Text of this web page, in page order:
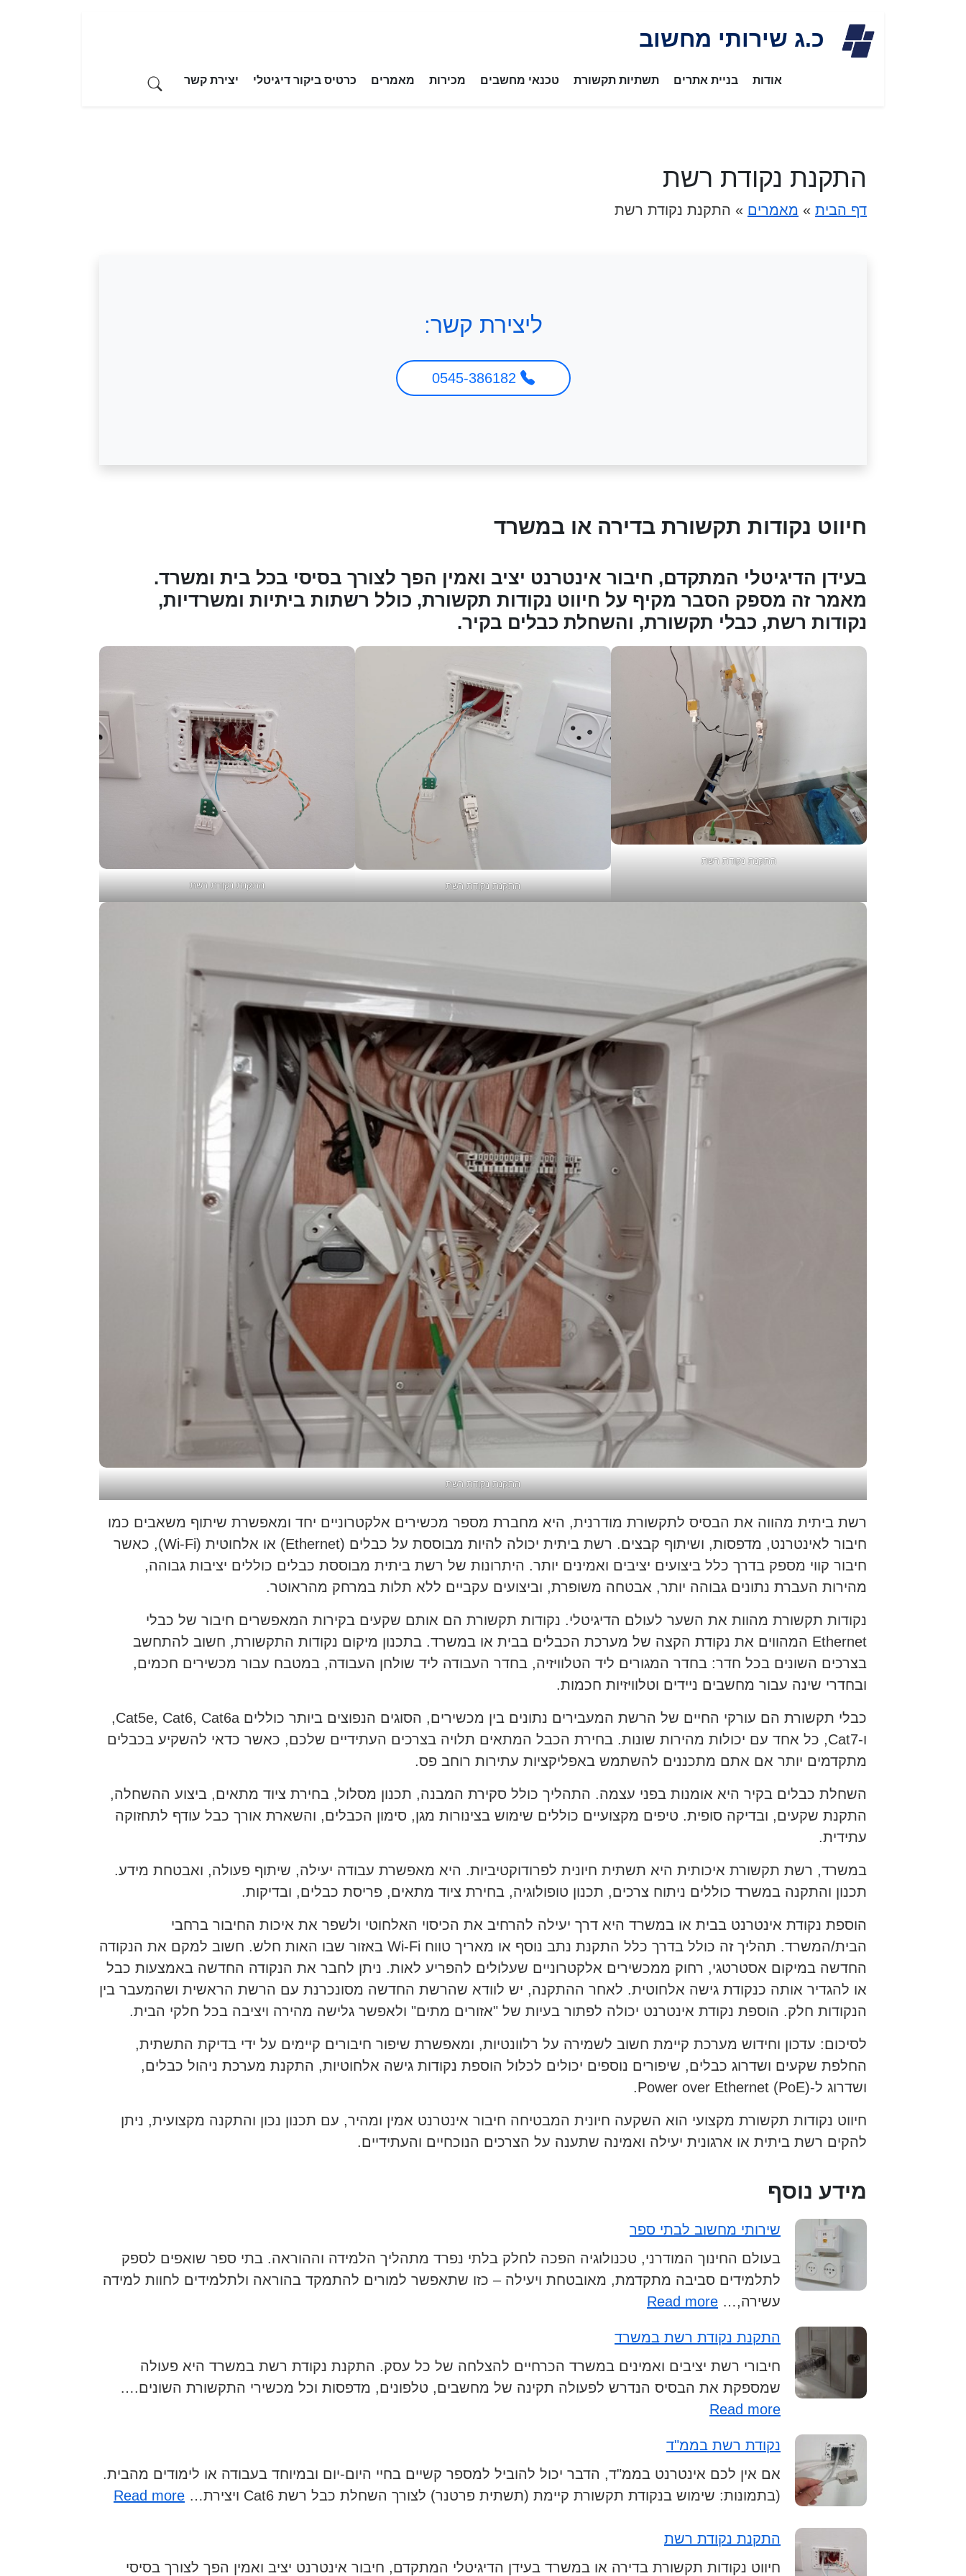
content
כ.ג שירותי מחשוב
אודות בניית אתרים תשתיות תקשורת טכנאי מחשבים מכירות מאמרים כרטיס ביקור דיגיטלי יצירת קשר
התקנת נקודת רשת
דף הבית » מאמרים » התקנת נקודת רשת
ליצירת קשר:
חיווט נקודות תקשורת בדירה או במשרד
בעידן הדיגיטלי המתקדם, חיבור אינטרנט יציב ואמין הפך לצורך בסיסי בכל בית ומשרד.
מאמר זה מספק הסבר מקיף על חיווט נקודות תקשורת, כולל רשתות ביתיות ומשרדיות,
נקודות רשת, כבלי תקשורת, והשחלת כבלים בקיר.
התקנת נקודת רשת
התקנת נקודת רשת התקנת נקודת רשת
התקנת נקודת רשת
רשת ביתית מהווה את הבסיס לתקשורת מודרנית, היא מחברת מספר מכשירים אלקטרוניים יחד ומאפשרת שיתוף משאבים כמו
חיבור לאינטרנט, מדפסות, ושיתוף קבצים. רשת ביתית יכולה להיות מבוססת על כבלים (Ethernet) או אלחוטית (Wi-Fi), כאשר
חיבור קווי מספק בדרך כלל ביצועים יציבים ואמינים יותר. היתרונות של רשת ביתית מבוססת כבלים כוללים יציבות גבוהה,
מהירות העברת נתונים גבוהה יותר, אבטחה משופרת, וביצועים עקביים ללא תלות במרחק מהראוטר.
נקודות תקשורת מהוות את השער לעולם הדיגיטלי. נקודות תקשורת הם אותם שקעים בקירות המאפשרים חיבור של כבלי
Ethernet המהווים את נקודת הקצה של מערכת הכבלים בבית או במשרד. בתכנון מיקום נקודות התקשורת, חשוב להתחשב
בצרכים השונים בכל חדר: בחדר המגורים ליד הטלוויזיה, בחדר העבודה ליד שולחן העבודה, במטבח עבור מכשירים חכמים,
ובחדרי שינה עבור מחשבים ניידים וטלוויזיות חכמות.
כבלי תקשורת הם עורקי החיים של הרשת המעבירים נתונים בין מכשירים, הסוגים הנפוצים ביותר כוללים Cat5e, Cat6, Cat6a,
ו-Cat7, כל אחד עם יכולות מהירות שונות. בחירת הכבל המתאים תלויה בצרכים העתידיים שלכם, כאשר כדאי להשקיע בכבלים
מתקדמים יותר אם אתם מתכננים להשתמש באפליקציות עתירות רוחב פס.
השחלת כבלים בקיר היא אומנות בפני עצמה. התהליך כולל סקירת המבנה, תכנון מסלול, בחירת ציוד מתאים, ביצוע ההשחלה,
התקנת שקעים, ובדיקה סופית. טיפים מקצועיים כוללים שימוש בצינורות מגן, סימון הכבלים, והשארת אורך כבל עודף לתחזוקה
עתידית.
במשרד, רשת תקשורת איכותית היא תשתית חיונית לפרודוקטיביות. היא מאפשרת עבודה יעילה, שיתוף פעולה, ואבטחת מידע.
תכנון והתקנה במשרד כוללים ניתוח צרכים, תכנון טופולוגיה, בחירת ציוד מתאים, פריסת כבלים, ובדיקות.
הוספת נקודת אינטרנט בבית או במשרד היא דרך יעילה להרחיב את הכיסוי האלחוטי ולשפר את איכות החיבור ברחבי
הבית/המשרד. תהליך זה כולל בדרך כלל התקנת נתב נוסף או מאריך טווח Wi-Fi באזור שבו האות חלש. חשוב למקם את הנקודה
החדשה במיקום אסטרטגי, רחוק ממכשירים אלקטרוניים שעלולים להפריע לאות. ניתן לחבר את הנקודה החדשה באמצעות כבל
או להגדיר אותה כנקודת גישה אלחוטית. לאחר ההתקנה, יש לוודא שהרשת החדשה מסונכרנת עם הרשת הראשית ושהמעבר בין
הנקודות חלק. הוספת נקודת אינטרנט יכולה לפתור בעיות של "אזורים מתים" ולאפשר גלישה מהירה ויציבה בכל חלקי הבית.
לסיכום: עדכון וחידוש מערכת קיימת חשוב לשמירה על רלוונטיות, ומאפשרת שיפור חיבורים קיימים על ידי בדיקת התשתית,
החלפת שקעים ושדרוג כבלים, שיפורים נוספים יכולים לכלול הוספת נקודות גישה אלחוטיות, התקנת מערכת ניהול כבלים,
ושדרוג ל-Power over Ethernet (PoE).
חיווט נקודות תקשורת מקצועי הוא השקעה חיונית המבטיחה חיבור אינטרנט אמין ומהיר, עם תכנון נכון והתקנה מקצועית, ניתן
להקים רשת ביתית או ארגונית יעילה ואמינה שתענה על הצרכים הנוכחיים והעתידיים.
מידע נוסף
שירותי מחשוב לבתי ספר
בעולם החינוך המודרני, טכנולוגיה הפכה לחלק בלתי נפרד מתהליך הלמידה וההוראה. בתי ספר שואפים לספק
לתלמידים סביבה מתקדמת, מאובטחת ויעילה – כזו שתאפשר למורים להתמקד בהוראה ולתלמידים לחוות למידה
עשירה,… Read more
מחשוב
לבתי
ספר
התקנת נקודת רשת במשרד
חיבורי רשת יציבים ואמינים במשרד הכרחיים להצלחה של כל עסק. התקנת נקודת רשת במשרד היא פעולה
שמספקת את הבסיס הנדרש לפעולה תקינה של מחשבים, טלפונים, מדפסות וכל מכשירי התקשורת השונים.…
Read more
נקודת
רשת
במשרד
נקודת רשת בממ"ד
אם אין לכם אינטרנט בממ"ד, הדבר יכול להוביל למספר קשיים בחיי היום-יום ובמיוחד בעבודה או לימודים מהבית.
(בתמונות: שימוש בנקודת תקשורת קיימת (תשתית פרטנר) לצורך השחלת כבל רשת Cat6 ויצירת…
Read more
התקנת נקודת רשת
חיווט נקודות תקשורת בדירה או במשרד בעידן הדיגיטלי המתקדם, חיבור אינטרנט יציב ואמין הפך לצורך בסיסי